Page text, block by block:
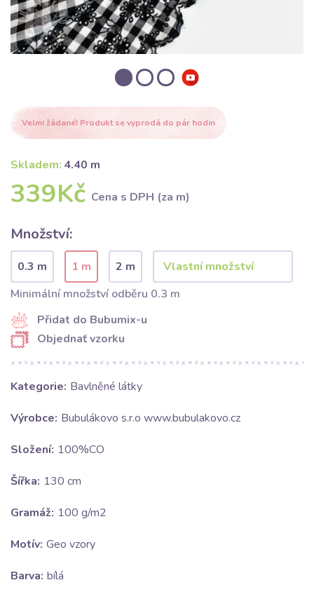
Velmi žádané! Produkt se vyprodá do pár hodin
Skladem: 4.40 m
339Kč Cena s DPH (za m)
Množství:
0.3 m 1 m
2 m
Minimální množství odběru 0.3 m
Přidat do Bubumix-u
Objednať vzorku
Kategorie: Bavlněné látky
Výrobce: Bubulákovo s.r.o www.bubulakovo.cz
Složení: 100%CO
Šířka: 130 cm
Gramáž: 100 g/m2
Motív: Geo vzory
Barva: bílá